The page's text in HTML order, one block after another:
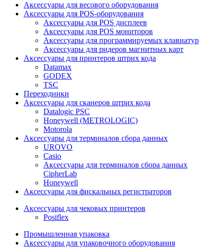
Аксессуары для весового оборудования
Аксессуары для POS-оборудования
Аксессуары для POS дисплеев
Аксессуары для POS мониторов
Аксессуары для программируемых клавиатур
Аксессуары для ридеров магнитных карт
Аксессуары для принтеров штрих кода
Datamax
GODEX
TSC
Переходники
Аксессуары для сканеров штрих кода
Datalogic PSC
Honeywell (METROLOGIC)
Motorola
Аксессуары для терминалов сбора данных
UROVO
Casio
Аксессуары для терминалов сбора данных
CipherLab
Honeywell
Аксессуары для фискальных регистраторов
Аксессуары для чековых принтеров
Posiflex
Промышленная упаковка
Аксессуары для упаковочного оборудования